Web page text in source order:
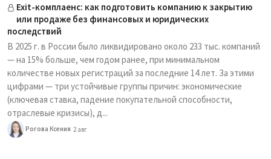
Exit-комплаенс: как подготовить компанию к закрытию
или продаже без финансовых и юридических
последствий
В 2025 г. в России было ликвидировано около 233 тыс. компаний
— на 15% больше, чем годом ранее, при минимальном
количестве новых регистраций за последние 14 лет. За этими
цифрами — три устойчивые группы причин: экономические
(ключевая ставка, падение покупательной способности,
отраслевые кризисы), д...
Рогова Ксения 2 авг